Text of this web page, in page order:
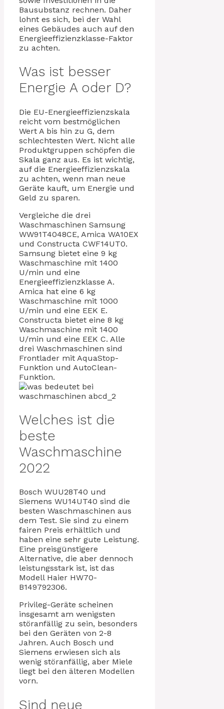
Bausubstanz rechnen. Daher
lohnt es sich, bei der Wahl
eines Gebäudes auch auf den
Energieeffizienzklasse-Faktor
zu achten.
Was ist besser
Energie A oder D?
Die EU-Energieeffizienzskala
reicht vom bestmöglichen
Wert A bis hin zu G, dem
schlechtesten Wert. Nicht alle
Produktgruppen schöpfen die
Skala ganz aus. Es ist wichtig,
auf die Energieeffizienzskala
zu achten, wenn man neue
Geräte kauft, um Energie und
Geld zu sparen.
Vergleiche die drei
Waschmaschinen Samsung
WW91T4048CE, Amica WA10EX
und Constructa CWF14UT0.
Samsung bietet eine 9 kg
Waschmaschine mit 1400
U/min und eine
Energieeffizienzklasse A.
Amica hat eine 6 kg
Waschmaschine mit 1000
U/min und eine EEK E.
Constructa bietet eine 8 kg
Waschmaschine mit 1400
U/min und eine EEK C. Alle
drei Waschmaschinen sind
Frontlader mit AquaStop-
Funktion und AutoClean-
Funktion.
Welches ist die
beste
Waschmaschine
2022
Bosch WUU28T40 und
Siemens WU14UT40 sind die
besten Waschmaschinen aus
dem Test. Sie sind zu einem
fairen Preis erhältlich und
haben eine sehr gute Leistung.
Eine preisgünstigere
Alternative, die aber dennoch
leistungsstark ist, ist das
Modell Haier HW70-
B149792306.
Privileg-Geräte scheinen
insgesamt am wenigsten
störanfällig zu sein, besonders
bei den Geräten von 2-8
Jahren. Auch Bosch und
Siemens erwiesen sich als
wenig störanfällig, aber Miele
liegt bei den älteren Modellen
vorn.
Sind neue